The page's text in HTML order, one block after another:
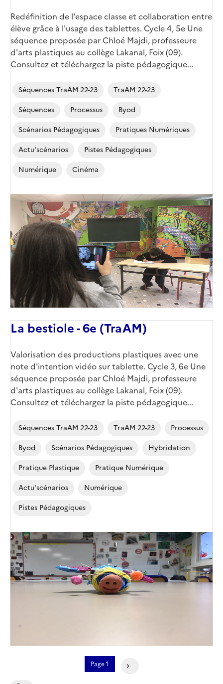
Corps
Redéfinition de l'espace classe et collaboration entre
élève grâce à l'usage des tablettes. Cycle 4, 5e Une
séquence proposée par Chloé Majdi, professeure
d'arts plastiques au collège Lakanal, Foix (09).
Consultez et téléchargez la piste pédagogique...
Séquences TraAM 22-23
TraAM 22-23
Séquences
Processus
Byod
Scénarios Pédagogiques
Pratiques Numériques
Actu'scénarios
Pistes Pédagogiques
Numérique
Cinéma
Image
couverture
(conseillée)
La bestiole - 6e (TraAM)
Corps
Valorisation des productions plastiques avec une
note d'intention vidéo sur tablette. Cycle 3, 6e Une
séquence proposée par Chloé Majdi, professeure
d'arts plastiques au collège Lakanal, Foix (09).
Consultez et téléchargez la piste pédagogique...
Séquences TraAM 22-23 TraAM 22-23
Processus
Byod
Scénarios Pédagogiques
Hybridation
Pratique Plastique
Pratique Numérique
Actu'scénarios
Numérique
Pistes Pédagogiques
Image
de
couverture
(conseillée)
Pagination
Page 1